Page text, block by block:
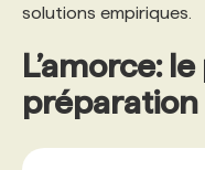
solutions empiriques.
L’amorce:
préparation